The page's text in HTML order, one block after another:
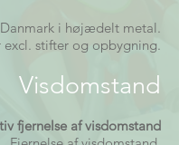
i højædelt metal.
excl. stifter og opbygning.
Visdomstand
fjernelse af visdomstand